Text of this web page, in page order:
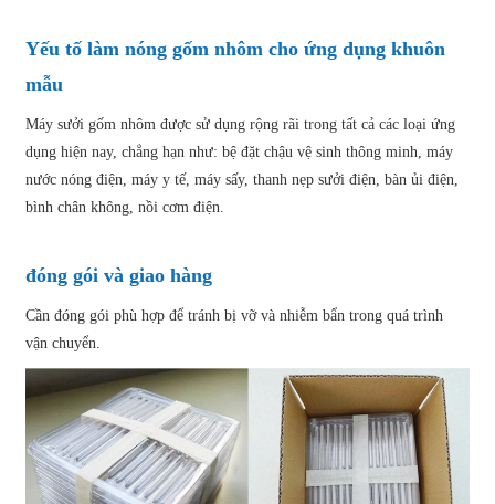
Yếu tố làm nóng gốm nhôm cho ứng dụng khuôn
mẫu
Máy sưởi gốm nhôm được sử dụng rộng rãi trong tất cả các loại ứng
dụng hiện nay, chẳng hạn như: bệ đặt chậu vệ sinh thông minh, máy
nước nóng điện, máy y tế, máy sấy, thanh nẹp sưởi điện, bàn ủi điện,
bình chân không, nồi cơm điện.
đóng gói và giao hàng
Cần đóng gói phù hợp để tránh bị vỡ và nhiễm bẩn trong quá trình
vận chuyển.